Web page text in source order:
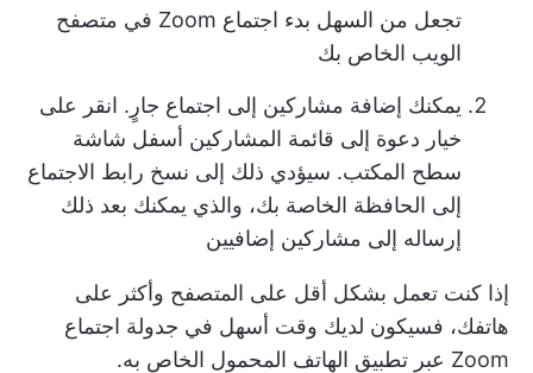
تجعل من السهل بدء اجتماع Zoom في متصفح
الويب الخاص بك
يمكنك إضافة مشاركين إلى اجتماع جارٍ. انقر على
خيار دعوة إلى قائمة المشاركين أسفل شاشة
سطح المكتب. سيؤدي ذلك إلى نسخ رابط الاجتماع
إلى الحافظة الخاصة بك، والذي يمكنك بعد ذلك
إرساله إلى مشاركين إضافيين
إذا كنت تعمل بشكل أقل على المتصفح وأكثر على
هاتفك، فسيكون لديك وقت أسهل في جدولة اجتماع
Zoom عبر تطبيق الهاتف المحمول الخاص به.